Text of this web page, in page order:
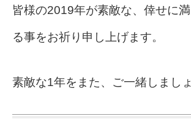
皆様の2019年が素敵な、倖せに
る事をお祈り申し上げます。
素敵な1年をまた、ご一緒しましょ